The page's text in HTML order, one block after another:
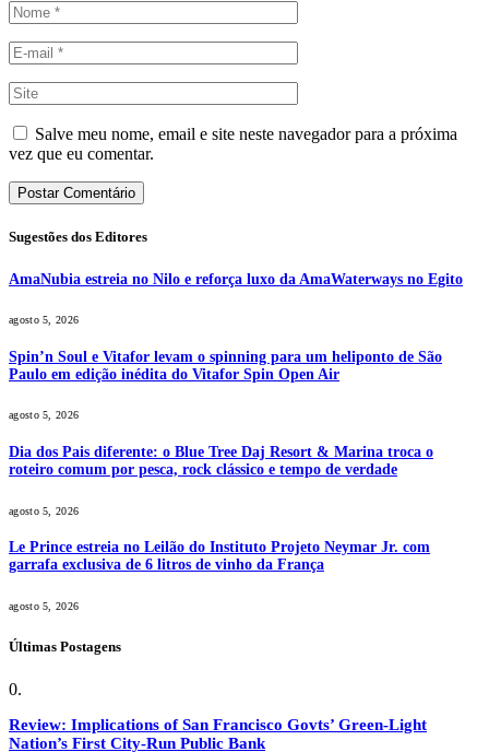
Salve meu nome, email e site neste navegador para a próxima
vez que eu comentar.
Sugestões dos Editores
AmaNubia estreia no Nilo e reforça luxo da AmaWaterways no Egito
agosto 5, 2026
Spin’n Soul e Vitafor levam o spinning para um heliponto de São
Paulo em edição inédita do Vitafor Spin Open Air
agosto 5, 2026
Dia dos Pais diferente: o Blue Tree Daj Resort & Marina troca o
roteiro comum por pesca, rock clássico e tempo de verdade
agosto 5, 2026
Le Prince estreia no Leilão do Instituto Projeto Neymar Jr. com
garrafa exclusiva de 6 litros de vinho da França
agosto 5, 2026
Últimas Postagens
Review: Implications of San Francisco Govts’ Green-Light
Nation’s First City-Run Public Bank